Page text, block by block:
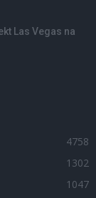
Las Vegas na
4758
1302
1047